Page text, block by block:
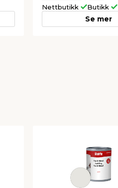
Nettbutikk Butikk
Se mer